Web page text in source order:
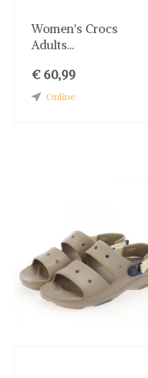
Women's Crocs
Adults...
€ 60,99
Online